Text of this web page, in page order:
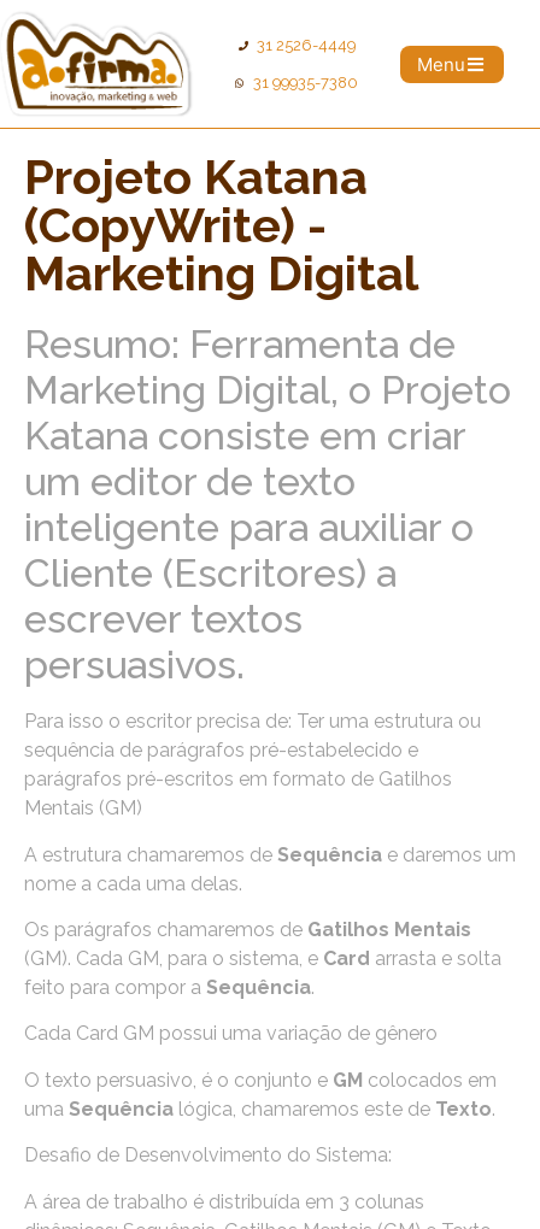
31 2526-4449
31 99935-7380
Menu
Projeto Katana
(CopyWrite) -
Marketing Digital
Resumo: Ferramenta de
Marketing Digital, o Projeto
Katana consiste em criar
um editor de texto
inteligente para auxiliar o
Cliente (Escritores) a
escrever textos
persuasivos.
Para isso o escritor precisa de: Ter uma estrutura ou
sequência de parágrafos pré-estabelecido e
parágrafos pré-escritos em formato de Gatilhos
Mentais (GM)
A estrutura chamaremos de Sequência e daremos um
nome a cada uma delas.
Os parágrafos chamaremos de Gatilhos Mentais
(GM). Cada GM, para o sistema, e Card arrasta e solta
feito para compor a Sequência.
Cada Card GM possui uma variação de gênero
O texto persuasivo, é o conjunto e GM colocados em
uma Sequência lógica, chamaremos este de Texto.
Desafio de Desenvolvimento do Sistema:
A área de trabalho é distribuída em 3 colunas